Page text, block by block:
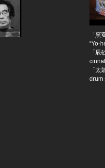
「窯
“Yo-
「辰
「太
drum